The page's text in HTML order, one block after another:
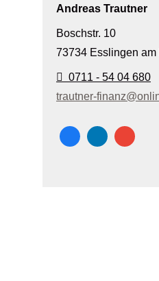
Andreas Trautner
Boschstr. 10
73734 Esslingen am
0711 - 54 04 680
trautner-